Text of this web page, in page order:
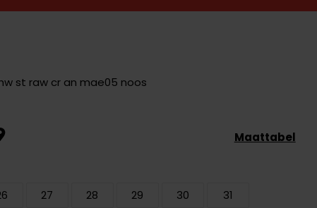
st raw cr an mae05 noos
27 28 29 30 31
Maattabel